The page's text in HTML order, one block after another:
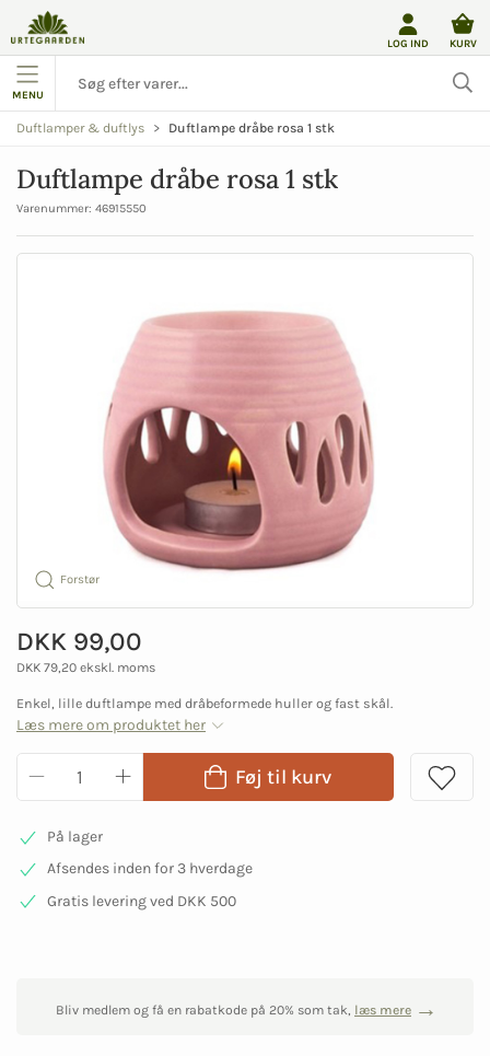
LOG IND KURV
MENU
Duftlamper & duftlys Duftlampe dråbe rosa 1 stk
Duftlampe dråbe rosa 1 stk
Varenummer: 46915550
Forstør
DKK 99,00
DKK 79,20 ekskl. moms
Enkel, lille duftlampe med dråbeformede huller og fast skål.
Læs mere om produktet her
Føj til kurv
På lager
Afsendes inden for 3 hverdage
Gratis levering ved DKK 500
Bliv medlem og få en rabatkode på 20% som tak, læs mere